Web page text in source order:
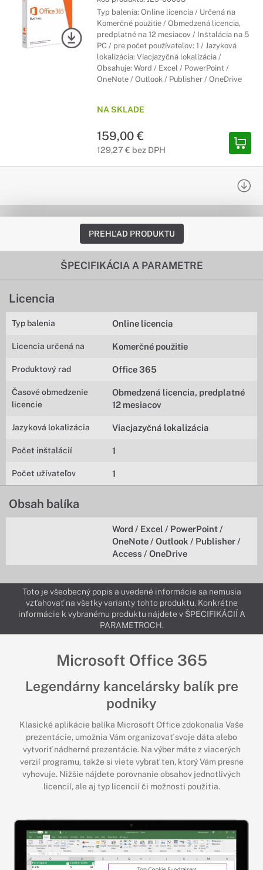
Typ balenia: Online licencia / Určená na
Komerčné použitie / Obmedzená licencia,
predplatné na 12 mesiacov / Inštalácia na 5
PC / pre počet používateľov: 1 / Jazyková
lokalizácia: Viacjazyčná lokalizácia /
Obsahuje: Word / Excel / PowerPoint /
OneNote / Outlook / Publisher / OneDrive
NA SKLADE
159,00 €
129,27 € bez DPH
PREHĽAD PRODUKTU
ŠPECIFIKÁCIA A PARAMETRE
Licencia
Typ balenia Online licencia
Licencia určená na Komerčné použitie
Produktový rad Office 365
Časové obmedzenie
licencie
Obmedzená licencia, predplatné
12 mesiacov
Jazyková lokalizácia Viacjazyčná lokalizácia
Počet inštalácií 1
Počet užívateľov 1
Obsah balíka
Word / Excel / PowerPoint /
OneNote / Outlook / Publisher /
Access / OneDrive
Toto je všeobecný popis a uvedené informácie sa nemusia
vzťahovať na všetky varianty tohto produktu. Konkrétne
informácie k vybranému produktu nájdete v ŠPECIFIKÁCIÍ A
PARAMETROCH.
Microsoft Office 365
Legendárny kancelársky balík pre
podniky
Klasické aplikácie balíka Microsoft Office zdokonalia Vaše
prezentácie, umožnia Vám organizovať svoje dáta alebo
vytvoriť nádherné prezentácie. Na výber máte z viacerých
verzií programu, takže si viete vybrať ten, ktorý Vám presne
vyhovuje. Nižšie nájdete porovnanie obsahov jednotlivých
licencií, ale aj typ licencií či možnosti použitia.